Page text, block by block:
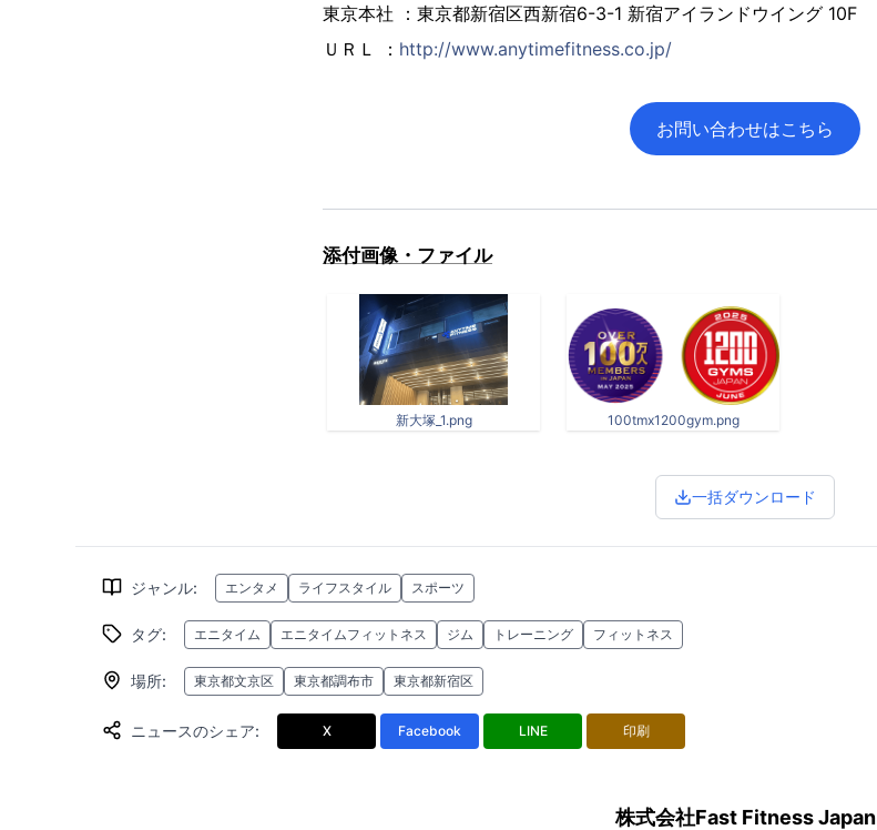
東京本社 ：東京都新宿区西新宿6-3-1 新宿アイランドウイング 10F
ＵＲＬ ： http://www.anytimefitness.co.jp/
お問い合わせはこちら
添付画像・ファイル
新大塚_1.png 100tmx1200gym.png
一括ダウンロード
ジャンル: エンタメ ライフスタイル スポーツ
タグ: エニタイム エニタイムフィットネス ジム トレーニング フィットネス
場所: 東京都文京区 東京都調布市 東京都新宿区
ニュースのシェア: X Facebook LINE 印刷
株式会社Fast Fitness Japan